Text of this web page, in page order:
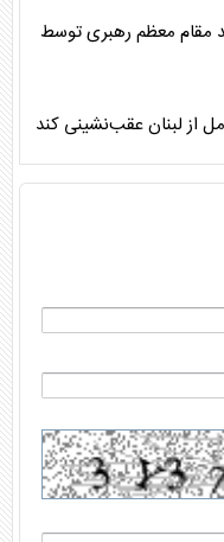
مقام معظم رهبری توسط
از لبنان عقب‌نشینی کند